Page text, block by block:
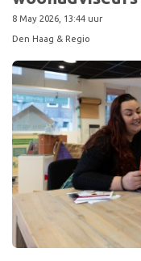
8 May 2026, 13:44 uur
Den Haag & Regio